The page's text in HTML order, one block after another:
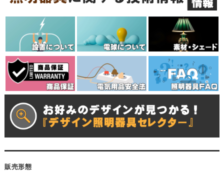
販売形態